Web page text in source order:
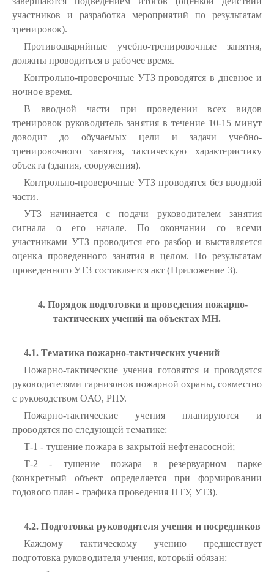
участников и разработка мероприятий по результатам
тренировок).
Противоаварийные учебно-тренировочные занятия,
должны проводиться в рабочее время.
Контрольно-проверочные УТЗ проводятся в дневное и
ночное время.
В вводной части при проведении всех видов
тренировок руководитель занятия в течение 10-15 минут
доводит до обучаемых цели и задачи учебно-
тренировочного занятия, тактическую характеристику
объекта (здания, сооружения).
Контрольно-проверочные УТЗ проводятся без вводной
части.
УТЗ начинается с подачи руководителем занятия
сигнала о его начале. По окончании со всеми
участниками УТЗ проводится его разбор и выставляется
оценка проведенного занятия в целом. По результатам
проведенного УТЗ составляется акт (Приложение 3).
4. Порядок подготовки и проведения пожарно-
тактических учений на объектах МН.
4.1. Тематика пожарно-тактических учений
Пожарно-тактические учения готовятся и проводятся
руководителями гарнизонов пожарной охраны, совместно
с руководством ОАО, РНУ.
Пожарно-тактические учения планируются и
проводятся по следующей тематике:
Т-1 - тушение пожара в закрытой нефтенасосной;
Т-2 - тушение пожара в резервуарном парке
(конкретный объект определяется при формировании
годового план - графика проведения ПТУ, УТЗ).
4.2. Подготовка руководителя учения и посредников
Каждому тактическому учению предшествует
подготовка руководителя учения, который обязан: